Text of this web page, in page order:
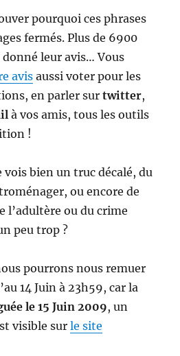
pourquoi ces phrases
fermés. Plus de 6900
leur avis… Vous
avisaussi voter pour les
en parler surtwitter,
à vos amis, tous les outils
!
bien un truc décalé, du
ou encore de
l’adultère ou du crime
peu trop ?
pourrons nous remuer
14 Juin à 23h59, car la
le 15 Juin 2009, un
visible surle site